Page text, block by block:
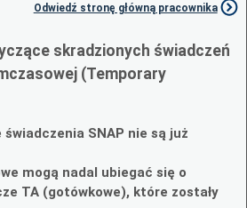
Odwiedź stronę główną pracownika
skradzionych świadczeń
(Temporary
SNAP nie są już
mogą nadal ubiegać się o
TA (gotówkowe), które zostały